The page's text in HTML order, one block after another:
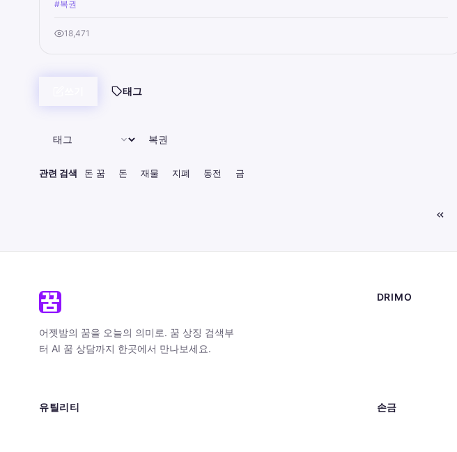
#복권
18,471
태그
관련 검색 돈 꿈 돈 재물 지폐 동전 금
어젯밤의 꿈을 오늘의 의미로. 꿈 상징 검색부
터 AI 꿈 상담까지 한곳에서 만나보세요.
DRIMO
유틸리티 손금